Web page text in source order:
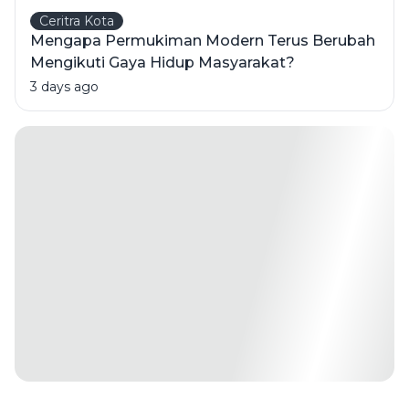
Ceritra Kota
Mengapa Permukiman Modern Terus Berubah
Mengikuti Gaya Hidup Masyarakat?
3 days ago